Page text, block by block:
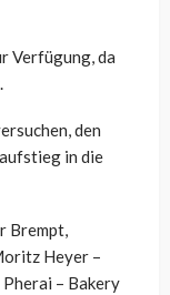
Verfügung, da
den
in die
Brempt,
Heyer –
– Bakery